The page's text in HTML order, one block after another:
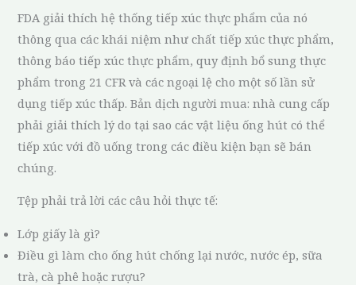
FDA giải thích hệ thống tiếp xúc thực phẩm của nó
thông qua các khái niệm như chất tiếp xúc thực phẩm,
thông báo tiếp xúc thực phẩm, quy định bổ sung thực
phẩm trong 21 CFR và các ngoại lệ cho một số lần sử
dụng tiếp xúc thấp. Bản dịch người mua: nhà cung cấp
phải giải thích lý do tại sao các vật liệu ống hút có thể
tiếp xúc với đồ uống trong các điều kiện bạn sẽ bán
chúng.
Tệp phải trả lời các câu hỏi thực tế:
Lớp giấy là gì?
Điều gì làm cho ống hút chống lại nước, nước ép, sữa
trà, cà phê hoặc rượu?